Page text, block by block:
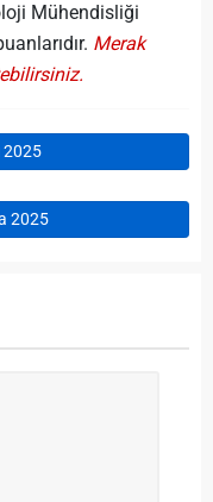
Mühendisliği
Merak
2025
2025